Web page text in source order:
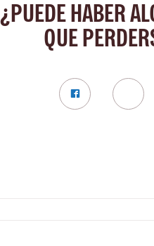
¿PUEDE HABER
QUE